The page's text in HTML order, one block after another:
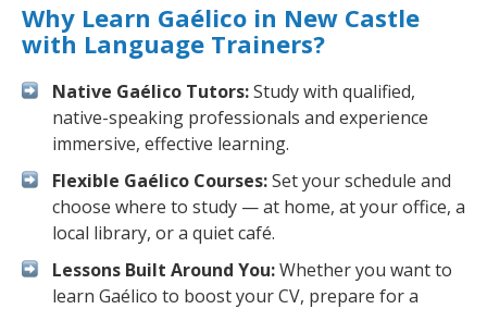
Why Learn Gaélico in New Castle
with Language Trainers?
Native Gaélico Tutors:Study with qualified,
native-speaking professionals and experience
immersive, effective learning.
Flexible Gaélico Courses:Set your schedule and
choose where to study — at home, at your office, a
local library, or a quiet café.
Lessons Built Around You:Whether you want to
learn Gaélico to boost your CV, prepare for a